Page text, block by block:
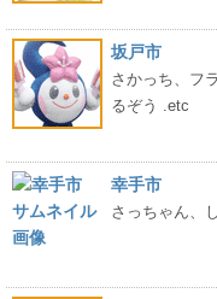
坂戸市
さかっち、フ
るぞう .etc
幸手市
さっちゃん、